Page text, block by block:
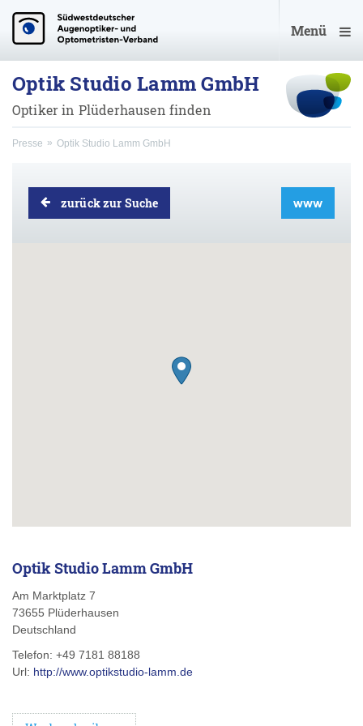
Menü
Optik Studio Lamm GmbH
Optiker in Plüderhausen finden
Presse Optik Studio Lamm GmbH
zurück zur Suche
Optik Studio Lamm GmbH
Am Marktplatz 7
73655 Plüderhausen
Deutschland
Telefon: +49 7181 88188
Url: http://www.optikstudio-lamm.de